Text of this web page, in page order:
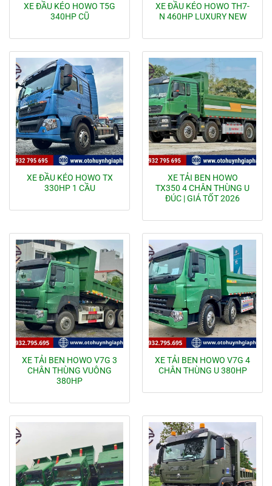
XE ĐẦU KÉO HOWO T5G
340HP CŨ
XE ĐẦU KÉO HOWO TH7-
N 460HP LUXURY NEW
XE ĐẦU KÉO HOWO TX
330HP 1 CẦU
XE TẢI BEN HOWO
TX350 4 CHÂN THÙNG U
ĐÚC | GIÁ TỐT 2026
XE TẢI BEN HOWO V7G 3
CHÂN THÙNG VUÔNG
380HP
XE TẢI BEN HOWO V7G 4
CHÂN THÙNG U 380HP